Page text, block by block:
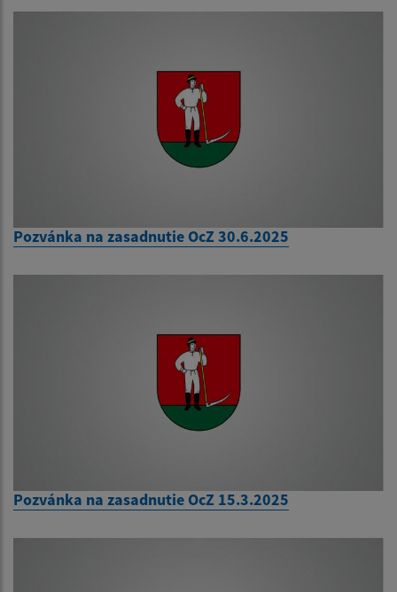
Pozvánka na zasadnutie OcZ 30.6.2025
Pozvánka na zasadnutie OcZ 15.3.2025